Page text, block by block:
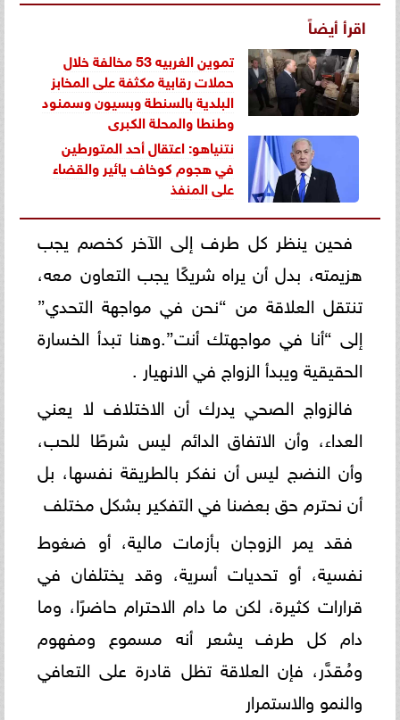
اقرأ أيضاً
تموين الغربيه 53 مخالفة خلال
حملات رقابية مكثفة على المخابز
البلدية بالسنطة وبسيون وسمنود
وطنطا والمحلة الكبرى
نتنياهو: اعتقال أحد المتورطين
في هجوم كوخاف يائير والقضاء
على المنفذ
فحين ينظر كل طرف إلى الآخر كخصم يجب
هزيمته، بدل أن يراه شريكًا يجب التعاون معه،
تنتقل العلاقة من “نحن في مواجهة التحدي”
إلى “أنا في مواجهتك أنت”.وهنا تبدأ الخسارة
الحقيقية ويبدأ الزواج في الانهيار .
فالزواج الصحي يدرك أن الاختلاف لا يعني
العداء، وأن الاتفاق الدائم ليس شرطًا للحب،
وأن النضج ليس أن نفكر بالطريقة نفسها، بل
أن نحترم حق بعضنا في التفكير بشكل مختلف
فقد يمر الزوجان بأزمات مالية، أو ضغوط
نفسية، أو تحديات أسرية، وقد يختلفان في
قرارات كثيرة، لكن ما دام الاحترام حاضرًا، وما
دام كل طرف يشعر أنه مسموع ومفهوم
ومُقدَّر، فإن العلاقة تظل قادرة على التعافي
والنمو والاستمرار